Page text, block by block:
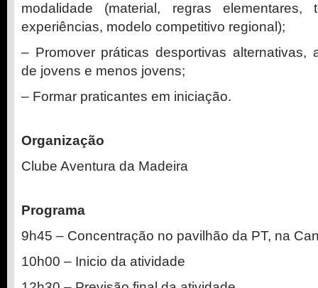
modalidade (material, regras elementares,
experiências, modelo competitivo regional);
– Promover práticas desportivas alternativas,
de jovens e menos jovens;
– Formar praticantes em iniciação.
Organização
Clube Aventura da Madeira
Programa
9h45 – Concentração no pavilhão da PT, na
10h00 – Inicio da atividade